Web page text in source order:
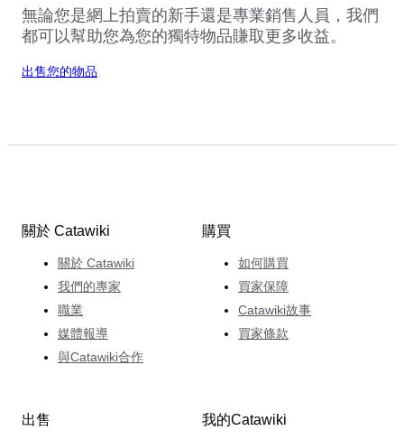
無論您是網上拍賣的新手還是專業銷售人員，我們
都可以幫助您為您的獨特物品賺取更多收益。
出售您的物品
關於 Catawiki
關於 Catawiki
我們的專家
職業
媒體報導
與Catawiki合作
購買
如何購買
買家保障
Catawiki故事
買家條款
出售 我的Catawiki